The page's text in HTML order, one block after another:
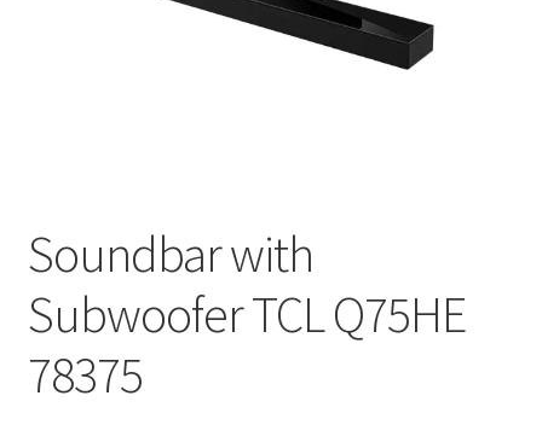
Услови за користење
Soundbar with
Subwoofer TCL Q75HE
78375